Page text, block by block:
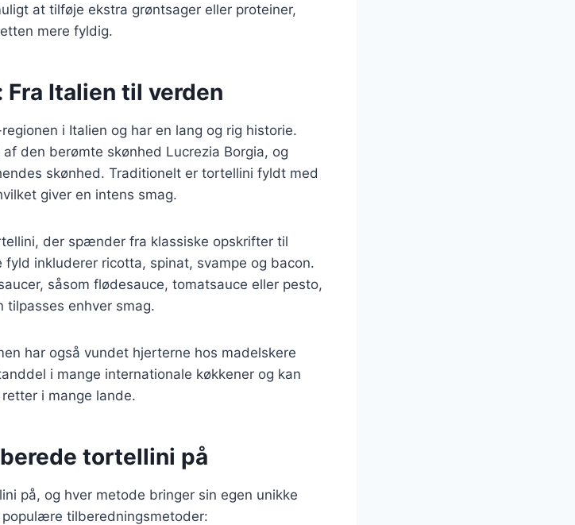
at tilføje ekstra grøntsager eller proteiner,
mere fyldig.
Italien til verden
i Italien og har en lang og rig historie.
den berømte skønhed Lucrezia Borgia, og
skønhed. Traditionelt er tortellini fyldt med
giver en intens smag.
der spænder fra klassiske opskrifter til
inkluderer ricotta, spinat, svampe og bacon.
såsom flødesauce, tomatsauce eller pesto,
tilpasses enhver smag.
har også vundet hjerterne hos madelskere
i mange internationale køkkener og kan
i mange lande.
tortellini på
på, og hver metode bringer sin egen unikke
tilberedningsmetoder: